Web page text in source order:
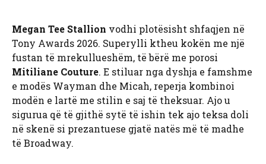
Megan Tee Stallion vodhi plotësisht shfaqjen në
Tony Awards 2026. Superylli ktheu kokën me një
fustan të mrekullueshëm, të bërë me porosi
Mitiliane Couture. E stiluar nga dyshja e famshme
e modës Wayman dhe Micah, reperja kombinoi
modën e lartë me stilin e saj të theksuar. Ajo u
sigurua që të gjithë sytë të ishin tek ajo teksa doli
në skenë si prezantuese gjatë natës më të madhe
të Broadway.